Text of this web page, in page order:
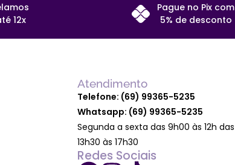
12x
Pague no Pix com
5% de desconto
Atendimento
Telefone: (69) 99365-5235
Whatsapp: (69) 99365-5235
Segunda a sexta das 9h00 às 12h das
13h30 às 17h30
Redes Sociais